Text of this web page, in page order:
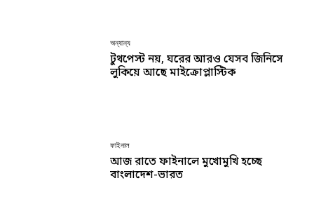
অন্যান্য
টুথপেস্ট নয়, ঘরের আরও যেসব জিনিসে
লুকিয়ে আছে মাইক্রোপ্লাস্টিক
ফাইনাল
আজ রাতে ফাইনালে মুখোমুখি হচ্ছে
বাংলাদেশ-ভারত